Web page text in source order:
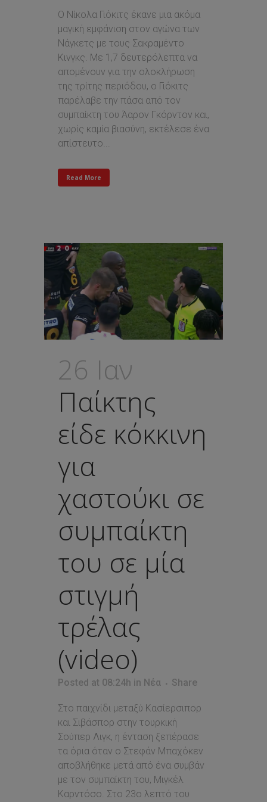
Ο Νίκολα Γιόκιτς έκανε μια ακόμα
μαγική εμφάνιση στον αγώνα των
Νάγκετς με τους Σακραμέντο
Κινγκς. Με 1,7 δευτερόλεπτα να
απομένουν για την ολοκλήρωση
της τρίτης περιόδου, ο Γιόκιτς
παρέλαβε την πάσα από τον
συμπαίκτη του Άαρον Γκόρντον και,
χωρίς καμία βιασύνη, εκτέλεσε ένα
απίστευτο...
Read More
26 Ιαν
Παίκτης
είδε κόκκινη
για
χαστούκι σε
συμπαίκτη
του σε μία
στιγμή
τρέλας
(video)
Posted at 08:24h in Νέα Share
Στο παιχνίδι μεταξύ Κασίερσιπορ
και Σιβάσπορ στην τουρκική
Σούπερ Λιγκ, η ένταση ξεπέρασε
τα όρια όταν ο Στεφάν Μπαχόκεν
αποβλήθηκε μετά από ένα συμβάν
με τον συμπαίκτη του, Μιγκέλ
Καρντόσο. Στο 23ο λεπτό του